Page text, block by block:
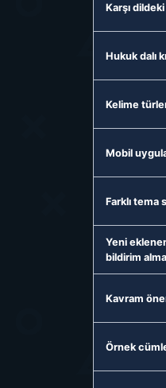
Karşı dildeki
Hukuk dalı
Kelime
Mobil
Farklı tema
Yeni
bildirim alma
Kavram
Örnek